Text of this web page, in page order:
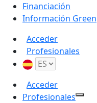
Financiación
Información Green
Acceder
Profesionales
Acceder
Profesionales